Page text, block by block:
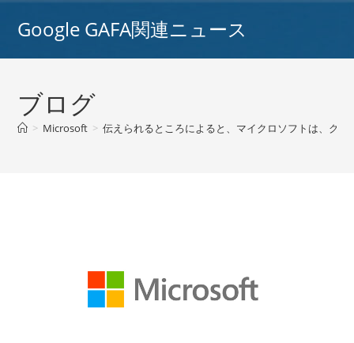
Google GAFA関連ニュース
ブログ
> Microsoft > 伝えられるところによると、マイクロソフトは、グ